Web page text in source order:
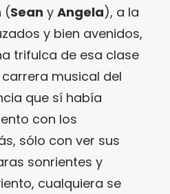
(Sean y Angela), a la
y bien avenidos,
trifulca de esa clase
musical del
que sí había
con los
sólo con ver sus
sonrientes y
cualquiera se